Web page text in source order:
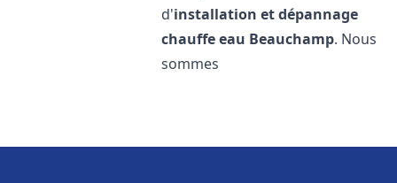
d'installation et dépannage
chauffe eau Beauchamp. Nous
sommes